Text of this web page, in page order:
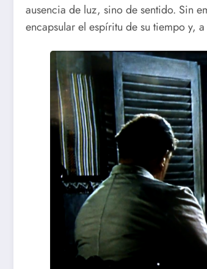
ausencia de luz, sino de sentido. Sin
encapsular el espíritu de su tiempo y,